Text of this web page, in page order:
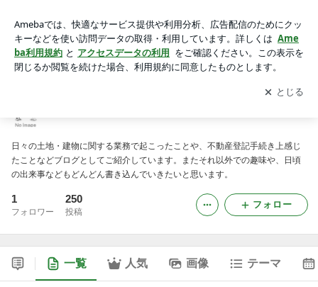
アプリをダウンロードして ブログの更新通知
を受け取りまし
ょう。
開く
日々の土地・建物に関する業務で起こったことや、不動産登記手続き上感じ
たことなどブログとしてご紹介しています。またそれ以外での趣味や、日頃
の出来事などもどんどん書き込んでいきたいと思います。
1
フォロワー
250
投稿
フォロー
一覧 人気 画像 テーマ